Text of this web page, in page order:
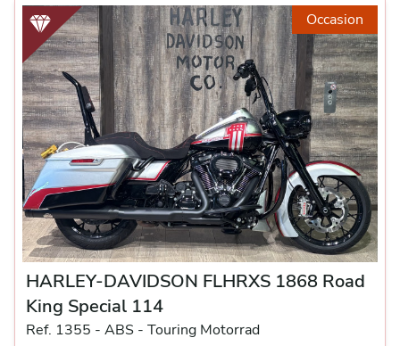
Occasion
HARLEY-DAVIDSON FLHRXS 1868 Road
King Special 114
Ref. 1355 - ABS - Touring Motorrad